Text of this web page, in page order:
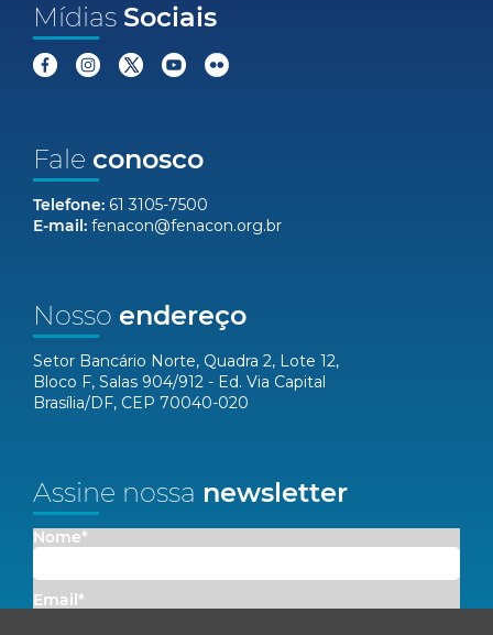
Mídias Sociais
Fale conosco
Telefone: 61 3105-7500
E-mail: fenacon@fenacon.org.br
Nosso endereço
Setor Bancário Norte, Quadra 2, Lote 12,
Bloco F, Salas 904/912 - Ed. Via Capital
Brasília/DF, CEP 70040-020
Assine nossa newsletter
Nome*
Email*